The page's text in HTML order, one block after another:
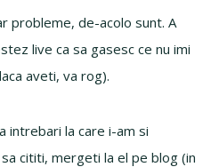
probleme, de-acolo sunt. A
live ca sa gasesc ce nu imi
aveti, va rog).
intrebari la care i-am si
cititi, mergeti la el pe blog (in